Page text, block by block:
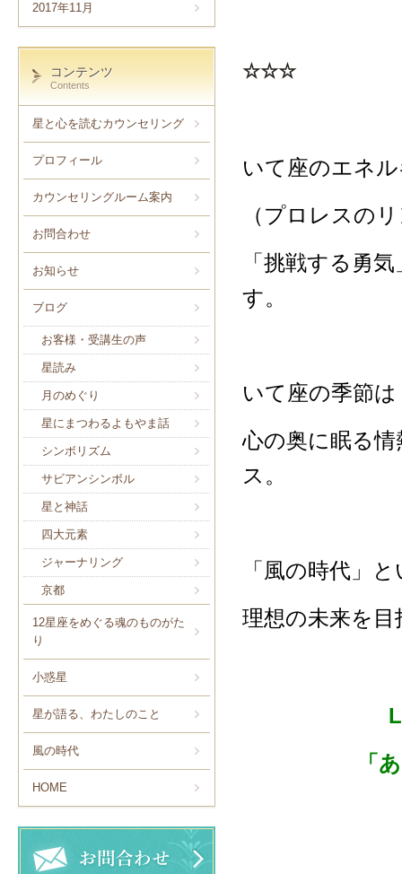
2017年11月
コンテンツ
Contents
星と心を読むカウンセリング
プロフィール
カウンセリングルーム案内
お問合わせ
お知らせ
ブログ
お客様・受講生の声
星読み
月のめぐり
星にまつわるよもやま話
シンボリズム
サビアンシンボル
星と神話
四大元素
ジャーナリング
京都
12星座をめぐる魂のものがた
り
小惑星
星が語る、わたしのこと
風の時代
HOME
☆☆☆
いて座のエネ
（プロレスの
「挑戦する勇
す。
いて座の季節は
心の奥に眠る
ス。
「風の時代」
理想の未来を
「